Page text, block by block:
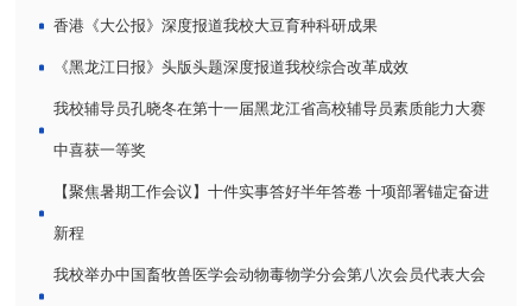
香港《大公报》深度报道我校大豆育种科研成果
《黑龙江日报》头版头题深度报道我校综合改革成效
我校辅导员孔晓冬在第十一届黑龙江省高校辅导员素质能力大赛
中喜获一等奖
【聚焦暑期工作会议】十件实事答好半年答卷 十项部署锚定奋进
新程
我校举办中国畜牧兽医学会动物毒物学分会第八次会员代表大会